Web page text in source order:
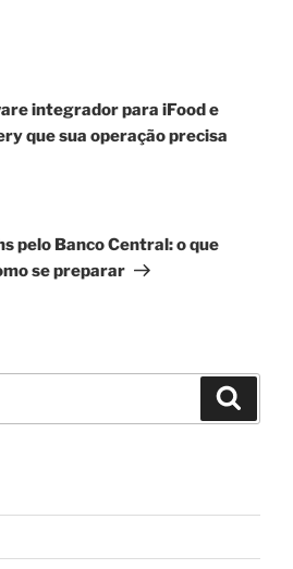
integrador para iFood e
que sua operação precisa
pelo Banco Central: o que
se preparar